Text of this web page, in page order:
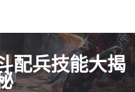
配兵技能大揭